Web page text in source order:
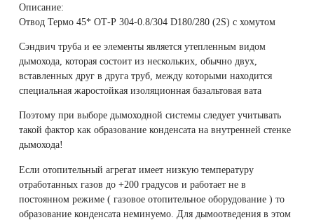
Описание:
Отвод Термо 45* ОТ-Р 304-0.8/304 D180/280 (2S) с хомутом
Сэндвич труба и ее элементы является утепленным видом
дымохода, которая состоит из нескольких, обычно двух,
вставленных друг в друга труб, между которыми находится
специальная жаростойкая изоляционная базальтовая вата
Поэтому при выборе дымоходной системы следует учитывать
такой фактор как образование конденсата на внутренней стенке
дымохода!
Если отопительный агрегат имеет низкую температуру
отработанных газов до +200 градусов и работает не в
постоянном режиме ( газовое отопительное оборудование ) то
образование конденсата неминуемо. Для дымоотведения в этом